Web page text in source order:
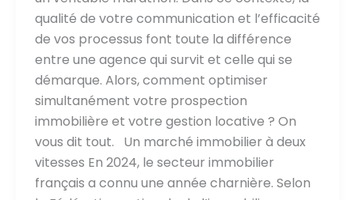
qualité de votre communication et l’efficacité
de vos processus font toute la différence
entre une agence qui survit et celle qui se
démarque. Alors, comment optimiser
simultanément votre prospection
immobilière et votre gestion locative ? On
vous dit tout. Un marché immobilier à deux
vitesses En 2024, le secteur immobilier
français a connu une année charnière. Selon